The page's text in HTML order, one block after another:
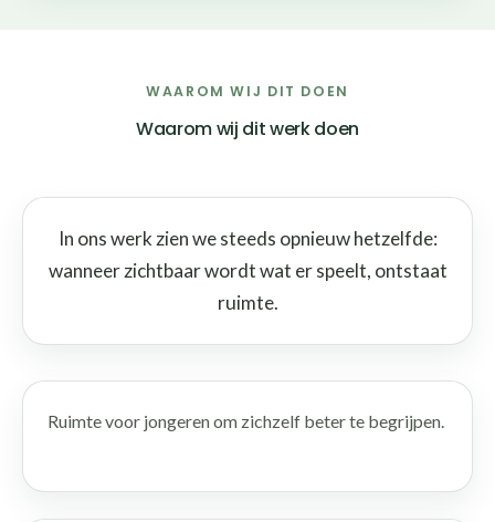
WAAROM WIJ DIT DOEN
Waarom wij dit werk doen
In ons werk zien we steeds opnieuw hetzelfde:
wanneer zichtbaar wordt wat er speelt, ontstaat
ruimte.
Ruimte voor jongeren om zichzelf beter te begrijpen.